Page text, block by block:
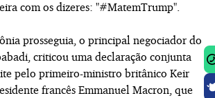
com os dizeres: "#MatemTrump".
prosseguia, o principal negociador do
criticou uma declaração conjunta
pelo primeiro-ministro britânico Keir
francês Emmanuel Macron, que